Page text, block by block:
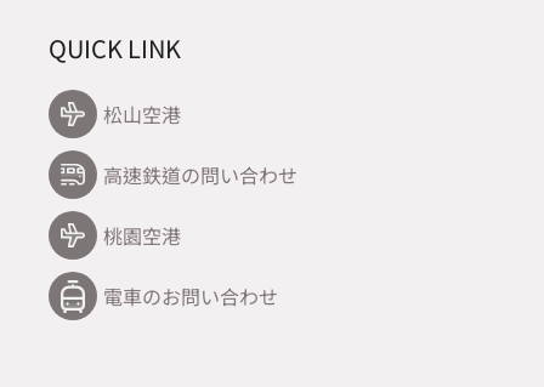
QUICK LINK
松山空港
高速鉄道の問い合わせ
桃園空港
電車のお問い合わせ